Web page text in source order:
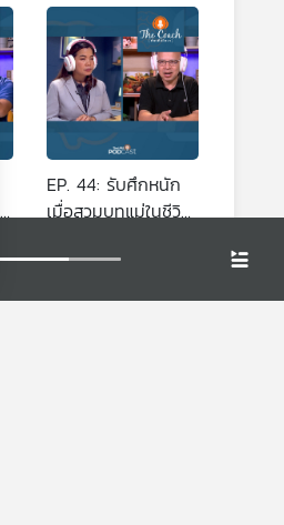
EP. 44: รับศึกหนัก
เมื่อสวมบทแม่ในชีวิต
ปรึกษา)